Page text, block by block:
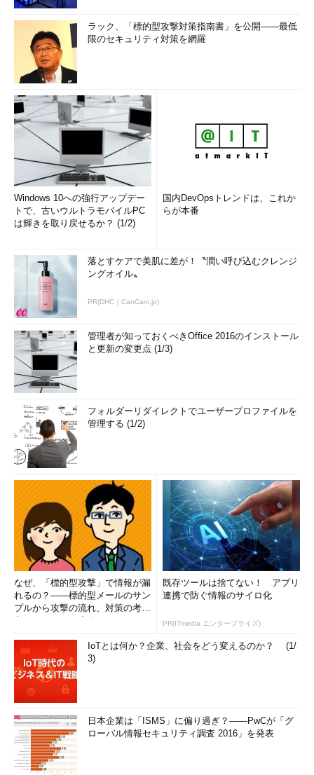
ラック、「標的型攻撃対策指南書」を公開――最低
限のセキュリティ対策を網羅
Windows 10への強行アップデー
トで、古いウルトラモバイルPC
は輝きを取り戻せるか？ (1/2)
国内DevOpsトレンドは、これか
らが本番
落とすケアで美肌に差が！〝潤い呼び込むクレンジ
ングオイル〟
PR(DHC｜CanCam.jp)
管理者が知っておくべきOffice 2016のインストール
と更新の変更点 (1/3)
フォルダーリダイレクトでユーザープロファイルを
管理する (1/2)
なぜ、「標的型攻撃」で情報が漏
れるの？――標的型メールのサン
プルから攻撃の流れ、対策の考え
既存ツールは捨てない！ アプリ
連携で防ぐ情報のサイロ化
PR(ITmedia エンタープライズ)
IoTとは何か？企業、社会をどう変えるのか？ (1/
3)
日本企業は「ISMS」に偏り過ぎ？――PwCが「グ
ローバル情報セキュリティ調査 2016」を発表